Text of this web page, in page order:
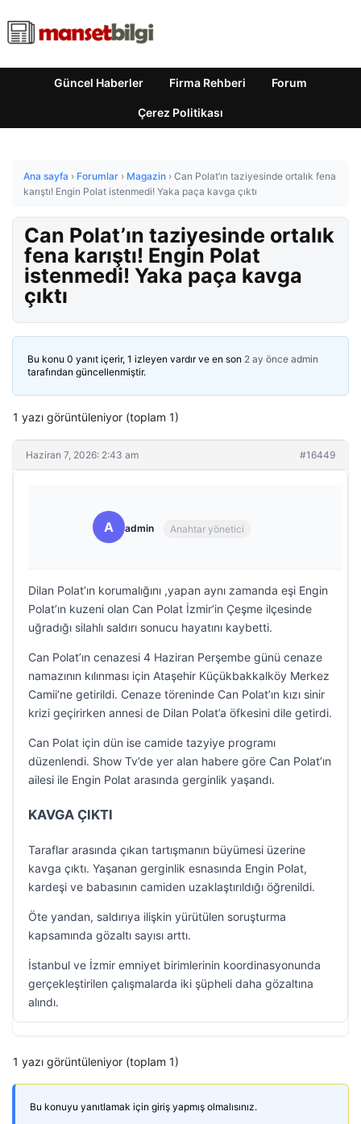
Güncel Haberler Firma Rehberi Forum
Çerez Politikası
Ana sayfa › Forumlar › Magazin › Can Polat’ın taziyesinde ortalık fena
karıştı! Engin Polat istenmedi! Yaka paça kavga çıktı
Can Polat’ın taziyesinde ortalık
fena karıştı! Engin Polat
istenmedi! Yaka paça kavga
çıktı
Bu konu 0 yanıt içerir, 1 izleyen vardır ve en son 2 ay önce admin
tarafından güncellenmiştir.
1 yazı görüntüleniyor (toplam 1)
Haziran 7, 2026: 2:43 am #16449
A admin Anahtar yönetici
Dilan Polat’ın korumalığını ,yapan aynı zamanda eşi Engin
Polat’ın kuzeni olan Can Polat İzmir’in Çeşme ilçesinde
uğradığı silahlı saldırı sonucu hayatını kaybetti.
Can Polat’ın cenazesi 4 Haziran Perşembe günü cenaze
namazının kılınması için Ataşehir Küçükbakkalköy Merkez
Camii’ne getirildi. Cenaze töreninde Can Polat’ın kızı sinir
krizi geçirirken annesi de Dilan Polat’a öfkesini dile getirdi.
Can Polat için dün ise camide tazyiye programı
düzenlendi. Show Tv’de yer alan habere göre Can Polat’ın
ailesi ile Engin Polat arasında gerginlik yaşandı.
KAVGA ÇIKTI
Taraflar arasında çıkan tartışmanın büyümesi üzerine
kavga çıktı. Yaşanan gerginlik esnasında Engin Polat,
kardeşi ve babasının camiden uzaklaştırıldığı öğrenildi.
Öte yandan, saldırıya ilişkin yürütülen soruşturma
kapsamında gözaltı sayısı arttı.
İstanbul ve İzmir emniyet birimlerinin koordinasyonunda
gerçekleştirilen çalışmalarda iki şüpheli daha gözaltına
alındı.
1 yazı görüntüleniyor (toplam 1)
Bu konuyu yanıtlamak için giriş yapmış olmalısınız.